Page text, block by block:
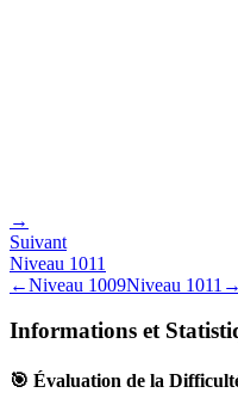
→
Suivant
Niveau 1011
←Niveau 1009Niveau 1011 →
Informations et
🎯 Évaluation de la